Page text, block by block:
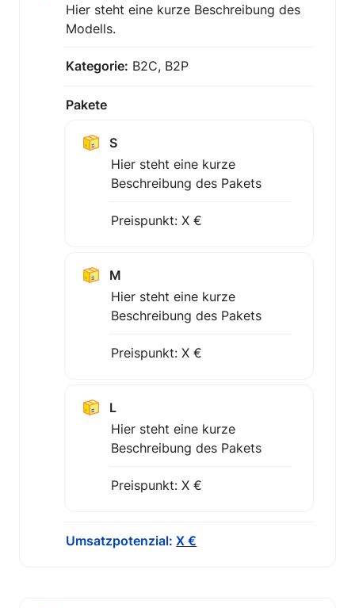
Hier steht eine kurze Beschreibung des
Modells.
Kategorie: B2C, B2P
Pakete
S
Hier steht eine kurze
Beschreibung des Pakets
Preispunkt: X €
M
Hier steht eine kurze
Beschreibung des Pakets
Preispunkt: X €
L
Hier steht eine kurze
Beschreibung des Pakets
Preispunkt: X €
Umsatzpotenzial: X €